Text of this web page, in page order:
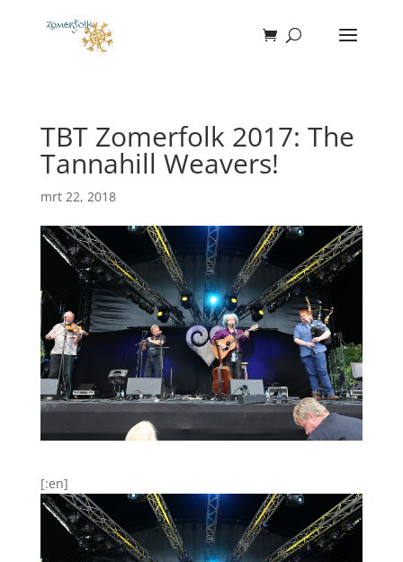
TBT Zomerfolk 2017: The
Tannahill Weavers!
mrt 22, 2018
[:en]